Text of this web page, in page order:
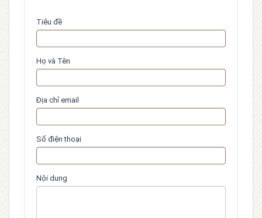
Tiêu đề
Họ và Tên
Địa chỉ email
Số điện thoại
Nội dung